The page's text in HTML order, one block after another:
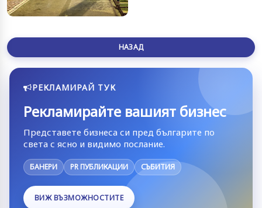
НАЗАД
РЕКЛАМИРАЙ ТУК
Рекламирайте вашият бизнес
Представете бизнеса си пред българите по
света с ясно и видимо послание.
БАНЕРИ PR ПУБЛИКАЦИИ СЪБИТИЯ
ВИЖ ВЪЗМОЖНОСТИТЕ